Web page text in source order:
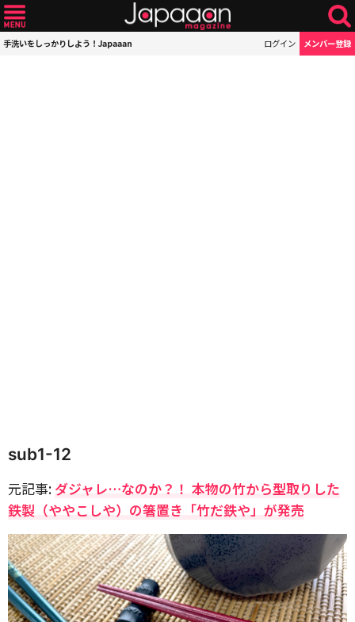
手洗いをしっかりしよう！Japaaan ログイン メンバー登録
sub1-12
元記事: ダジャレ…なのか？！ 本物の竹から型取りした
鉄製（ややこしや）の箸置き「竹だ鉄や」が発売